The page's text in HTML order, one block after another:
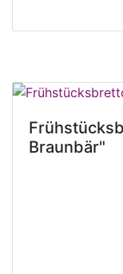
Braunbär"